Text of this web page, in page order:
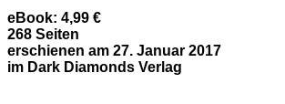
eBook: 4,99 €
268 Seiten
erschienen am 27. Januar 2017
im Dark Diamonds Verlag